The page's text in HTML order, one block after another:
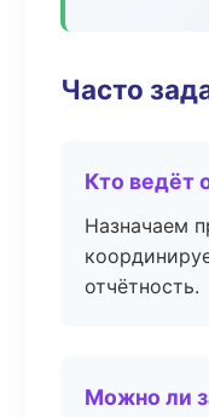
Часто
Кто ведёт
Назначаем
отчётность.
Можно ли